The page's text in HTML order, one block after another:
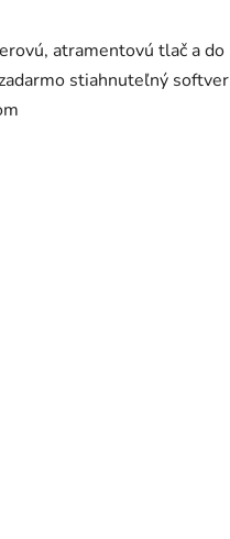
atramentovú tlač a do
stiahnuteľný softver